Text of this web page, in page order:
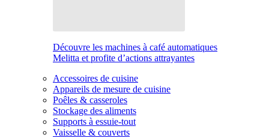
Découvre les machines à café automatiques
Melitta et profite d’actions attrayantes
Accessoires de cuisine
Appareils de mesure de cuisine
Poêles & casseroles
Stockage des aliments
Supports à essuie-tout
Vaisselle & couverts